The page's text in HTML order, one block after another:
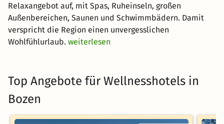
Relaxangebot auf, mit Spas, Ruheinseln, großen
Außenbereichen, Saunen und Schwimmbädern. Damit
verspricht die Region einen unvergesslichen
Wohlfühlurlaub. weiterlesen
Top Angebote für Wellnesshotels in
Bozen